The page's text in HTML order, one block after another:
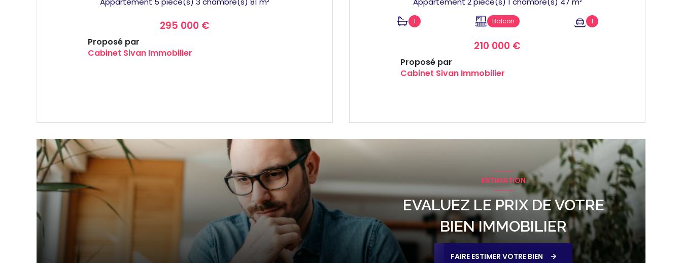
295 000 €
Proposé par
Cabinet Sivan Immobilier
1 Balcon 1
210 000 €
Proposé par
Cabinet Sivan Immobilier
ESTIMATION
EVALUEZ LE PRIX DE VOTRE
BIEN IMMOBILIER
FAIRE ESTIMER VOTRE BIEN